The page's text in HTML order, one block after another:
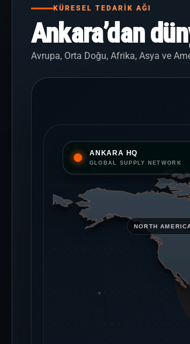
KÜRESEL TEDARİK AĞI
Ankara’dan
Avrupa, Orta Doğu, Afrika, Asya ve
NORTH
ANKARA HQ
GLOBAL SUPPLY NETWORK